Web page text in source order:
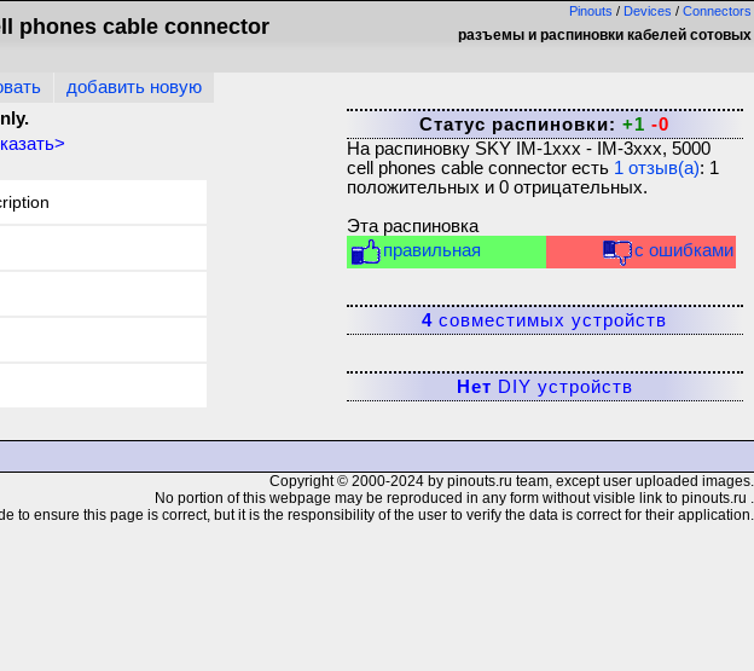
Pinouts / Devices / Connectors
разъемы и распиновки кабелей сотовых
phones cable connector
добавить новую
Статус распиновки:+1 -0
На распиновку SKY IM-1xxx - IM-3xxx, 5000
cell phones cable connectorесть 1 отзыв(а): 1
положительных и 0отрицательных.
Эта распиновка
правильная
с ошибками
4 совместимых устройств
Нет DIY устройств
Copyright © 2000-2024 by pinouts.ru team, except user uploaded images.
No portion of this webpage may be reproduced in any form without visible link to pinouts.ru .
to ensure this page is correct, but it is the responsibility of the user to verify the data is correct for their application.